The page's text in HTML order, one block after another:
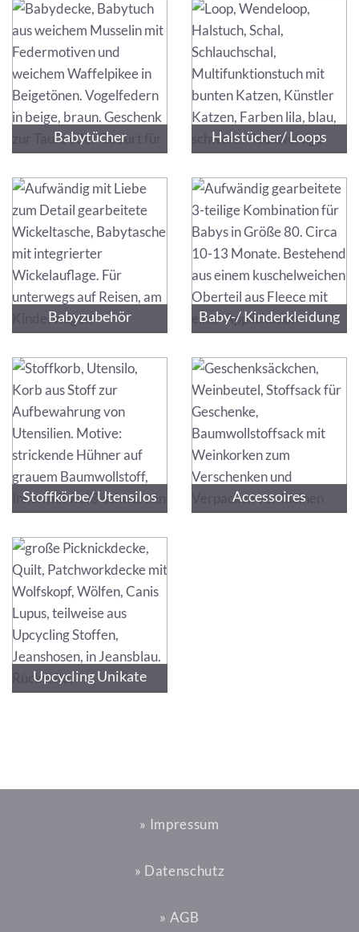
Babytücher Halstücher/ Loops
Babyzubehör Baby-/ Kinderkleidung
Stoffkörbe/ Utensilos Accessoires
Upcycling Unikate
» Impressum
» Datenschutz
» AGB